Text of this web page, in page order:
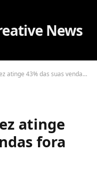
43% das suas vendas fora de Espanha
atinge
fora